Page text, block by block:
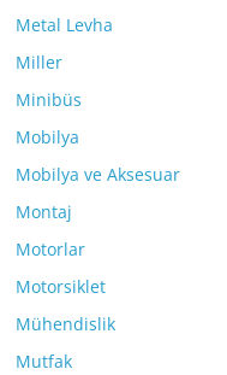
Metal Levha
Miller
Minibüs
Mobilya
Mobilya ve Aksesuar
Montaj
Motorlar
Motorsiklet
Mühendislik
Mutfak